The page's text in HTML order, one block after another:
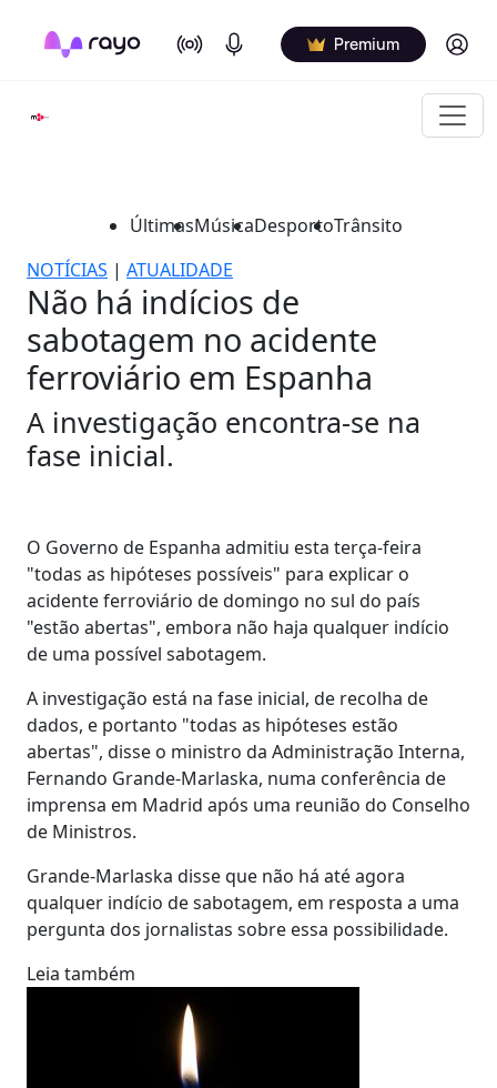
On Air Podcasts Premium Log in
ÚltimasMúsicaDesportoTrânsito
NOTÍCIAS | ATUALIDADE
Não há indícios de
sabotagem no acidente
ferroviário em Espanha
A investigação encontra-se na
fase inicial.
O Governo de Espanha admitiu esta terça-feira
"todas as hipóteses possíveis" para explicar o
acidente ferroviário de domingo no sul do país
"estão abertas", embora não haja qualquer indício
de uma possível sabotagem.
A investigação está na fase inicial, de recolha de
dados, e portanto "todas as hipóteses estão
abertas", disse o ministro da Administração Interna,
Fernando Grande-Marlaska, numa conferência de
imprensa em Madrid após uma reunião do Conselho
de Ministros.
Grande-Marlaska disse que não há até agora
qualquer indício de sabotagem, em resposta a uma
pergunta dos jornalistas sobre essa possibilidade.
Leia também